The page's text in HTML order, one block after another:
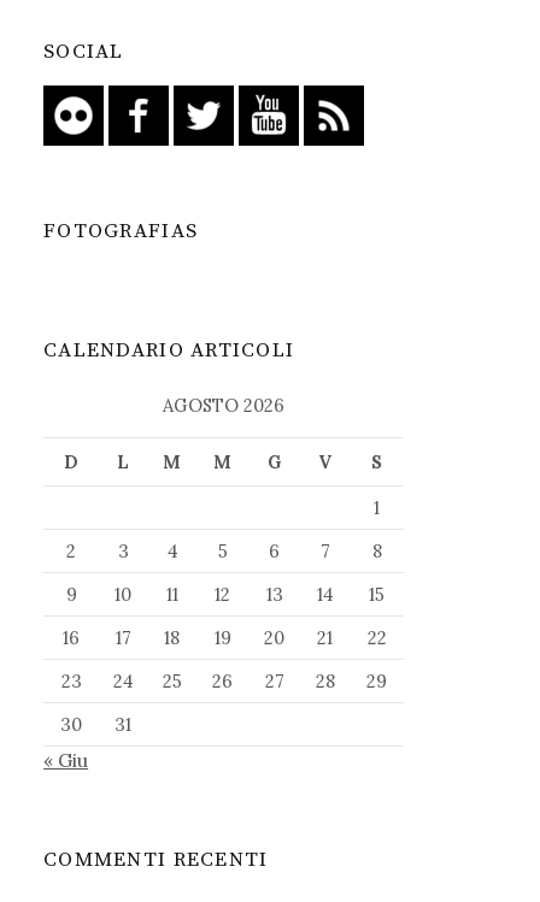
SOCIAL
FOTOGRAFIAS
CALENDARIO ARTICOLI
AGOSTO 2026
D L M M G V
S
1
2
3 4 5 6 7
8
9
10 11 12 13 14
15
16
17 18 19 20 21
22
23
24 25 26 27 28
29
30
31
« Giu
COMMENTI RECENTI